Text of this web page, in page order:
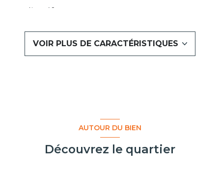
séjour 40 m²
Chauffage individuel : radiateur (gaz)
VOIR PLUS DE CARACTÉRISTIQUES
AUTOUR DU BIEN
Découvrez le quartier